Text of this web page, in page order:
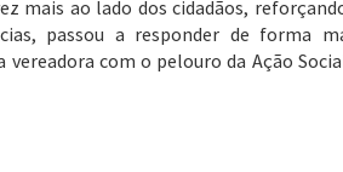
mais ao lado dos cidadãos,
passou a responder de forma
com o pelouro da Ação